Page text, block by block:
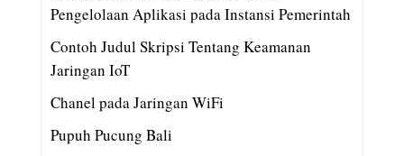
Pengelolaan Aplikasi pada Instansi Pemerintah
Contoh Judul Skripsi Tentang Keamanan
Jaringan IoT
Chanel pada Jaringan WiFi
Pupuh Pucung Bali